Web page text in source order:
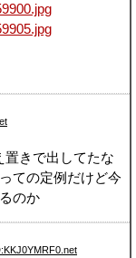
置きで出してたな
ての定例だけど今
のか